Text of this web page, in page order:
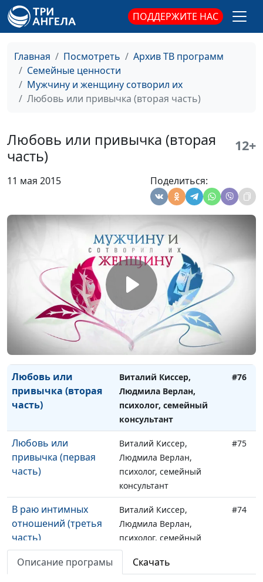
ПОДДЕРЖИТЕ НАС
Главная Посмотреть
Архив ТВ программ
Семейные ценности
Мужчину и женщину сотворил их
Любовь или привычка (вторая часть)
Любовь или привычка (вторая
часть)
12+
11 мая 2015 Поделиться:
психолог, семейный
консультант
цикла (вторая часть)
Людмила Верлан,
психолог, семейный
консультант
психолог, семейный
Как укрепить
Виталий Киссер,
Людмила Верлан,
психолог, семейный
любовь (первая
часть)
Виталий Киссер,
Людмила Верлан,
психолог, семейный
консультант
Любовь или
привычка (третья
часть)
Виталий Киссер,
Людмила Верлан,
психолог, семейный
консультант
Любовь или
привычка (вторая
часть)
Виталий Киссер,
Людмила Верлан,
психолог, семейный
консультант
#76
Любовь или
привычка (первая
часть)
Виталий Киссер,
Людмила Верлан,
психолог, семейный
консультант
#75
В раю интимных
отношений (третья
часть)
Виталий Киссер,
Людмила Верлан,
психолог, семейный
консультант
#74
Виталий Киссер,
#73
Описание програмы Скачать